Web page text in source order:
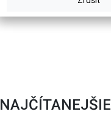
NAJČÍTANEJŠIE